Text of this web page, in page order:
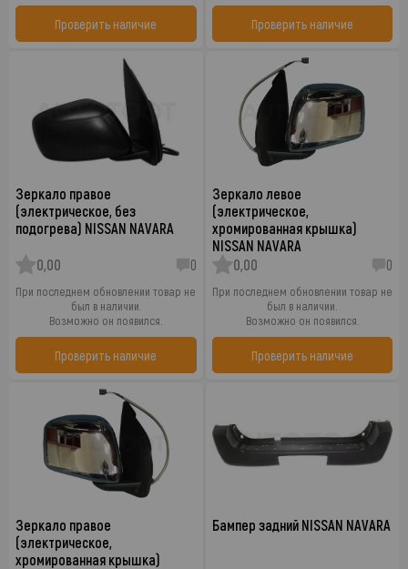
Проверить наличие Проверить наличие
Зеркало правое
(электрическое, без
подогрева) NISSAN NAVARA
0,00 0
При последнем обновлении товар не
был в наличии.
Возможно он появился.
Проверить наличие
Зеркало левое
(электрическое,
хромированная крышка)
NISSAN NAVARA
0,00
0
При последнем обновлении товар не
был в наличии.
Возможно он появился.
Проверить наличие
Зеркало правое
(электрическое,
хромированная крышка)
Бампер задний NISSAN NAVARA